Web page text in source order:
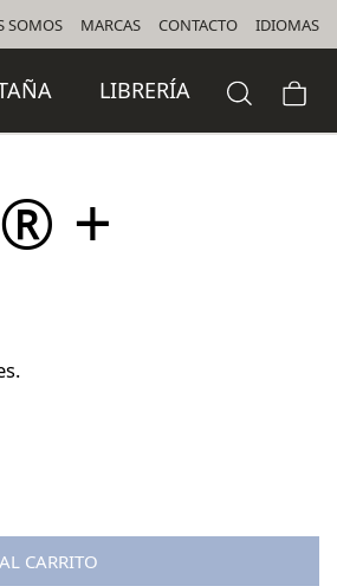
SOMOS MARCAS CONTACTO IDIOMAS
LIBRERÍA
+
CARRITO